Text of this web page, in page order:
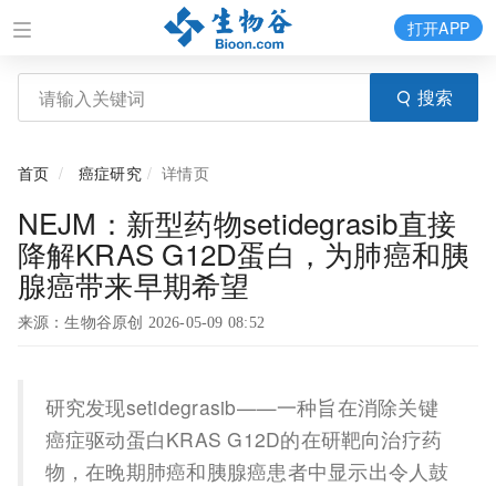
搜索
打开APP
首页 癌症研究 详情页
NEJM：新型药物setidegrasib直接
降解KRAS G12D蛋白，为肺癌和胰
腺癌带来早期希望
来源：生物谷原创 2026-05-09 08:52
研究发现setidegrasib——一种旨在消除关键
癌症驱动蛋白KRAS G12D的在研靶向治疗药
物，在晚期肺癌和胰腺癌患者中显示出令人鼓